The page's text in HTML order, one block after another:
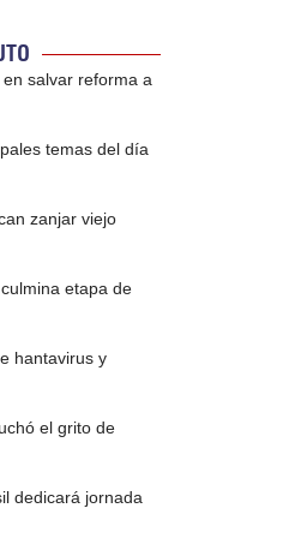
salvar reforma a
temas del día
zanjar viejo
etapa de
hantavirus y
el grito de
dedicará jornada